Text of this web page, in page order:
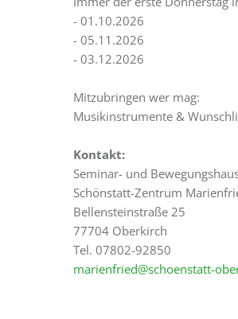
- 01.10.2026
- 05.11.2026
- 03.12.2026
Mitzubringen wer mag:
Musikinstrumente &
Kontakt:
Seminar- und
Schönstatt-Zentrum
Bellensteinstraße 25
77704 Oberkirch
Tel. 07802-92850
marienfried@schoenstatt-